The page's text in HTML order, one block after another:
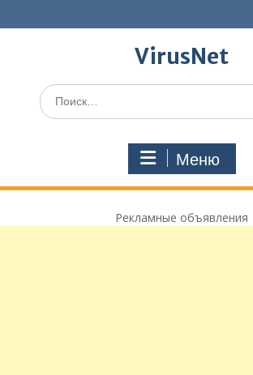
к
VirusNet
Поиск
по:
Меню
Рекламные объявления